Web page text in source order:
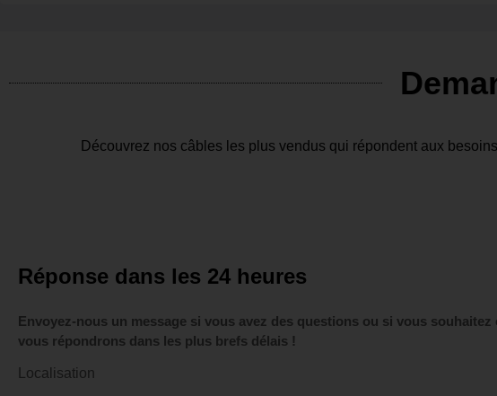
Découvrez nos câbles les plus vendus qui répondent aux
Réponse dans les 24 heures
Envoyez-nous un message si vous avez des questions ou si vous
vous répondrons dans les plus brefs délais !
Localisation